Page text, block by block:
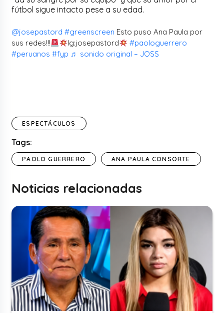
fútbol sigue intacto pese a su edad.
@josepastord #greenscreen Esto puso Ana Paula por
sus redes!!!
Ig:josepastord
#paologuerrero
#peruanos #fyp ♬ sonido original – JOSS
ESPECTÁCULOS
Tags:
PAOLO GUERRERO ANA PAULA CONSORTE
Noticias relacionadas